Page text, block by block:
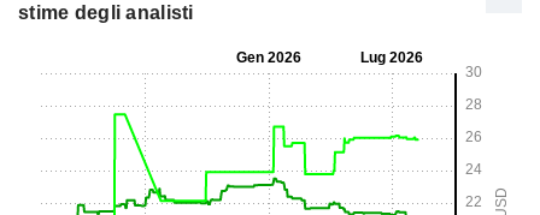
stime degli analisti